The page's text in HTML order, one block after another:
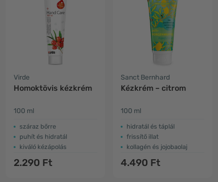
Virde
Homoktövis kézkrém
100 ml
száraz bőrre
puhít és hidratál
kiváló kézápolás
2.290 Ft
Sanct Bernhard
Kézkrém – citrom
100 ml
hidratál és táplál
frissítő illat
kollagén és jojobaolaj
4.490 Ft